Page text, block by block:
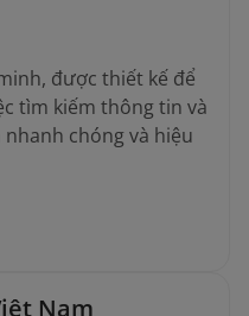
được thiết kế để
tìm kiếm thông tin và
chóng và hiệu
Nam